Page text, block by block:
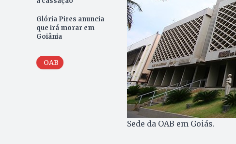
Glória Pires anuncia
que irá morar em
Goiânia
OAB
Sede da OAB em Goiás.